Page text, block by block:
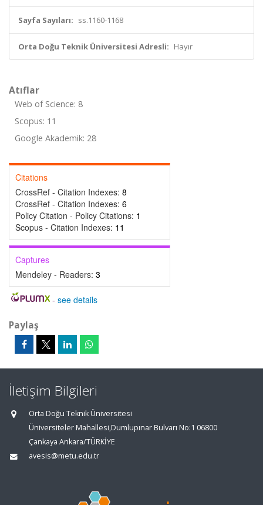
Sayfa Sayıları: ss.1160-1168
Orta Doğu Teknik Üniversitesi Adresli: Hayır
Atıflar
Web of Science: 8
Scopus: 11
Google Akademik: 28
Citations
CrossRef - Citation Indexes: 8
CrossRef - Citation Indexes: 6
Policy Citation - Policy Citations: 1
Scopus - Citation Indexes: 11
Captures
Mendeley - Readers: 3
- see details
Paylaş
İletişim Bilgileri
Orta Doğu Teknik Üniversitesi
Üniversiteler Mahallesi,Dumlupınar Bulvarı No:1 06800
Çankaya Ankara/TÜRKİYE
avesis@metu.edu.tr